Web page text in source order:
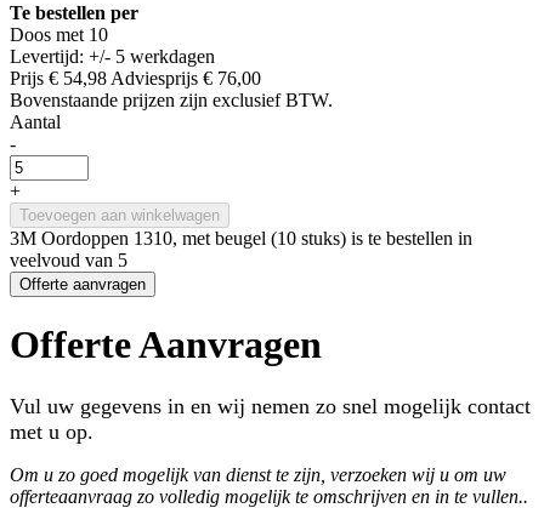
Te bestellen per
Doos met 10
Levertijd: +/- 5 werkdagen
Prijs € 54,98 Adviesprijs € 76,00
Bovenstaande prijzen zijn exclusief BTW.
Aantal
-
+
Toevoegen aan winkelwagen
3M Oordoppen 1310, met beugel (10 stuks) is te bestellen in
veelvoud van 5
Offerte aanvragen
Offerte Aanvragen
Vul uw gegevens in en wij nemen zo snel mogelijk contact
met u op.
Om u zo goed mogelijk van dienst te zijn, verzoeken wij u om uw
offerteaanvraag zo volledig mogelijk te omschrijven en in te vullen..